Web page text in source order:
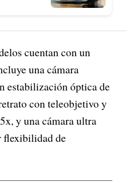
cuentan con un
una cámara
estabilización óptica de
con teleobjetivo y
y una cámara ultra
flexibilidad de